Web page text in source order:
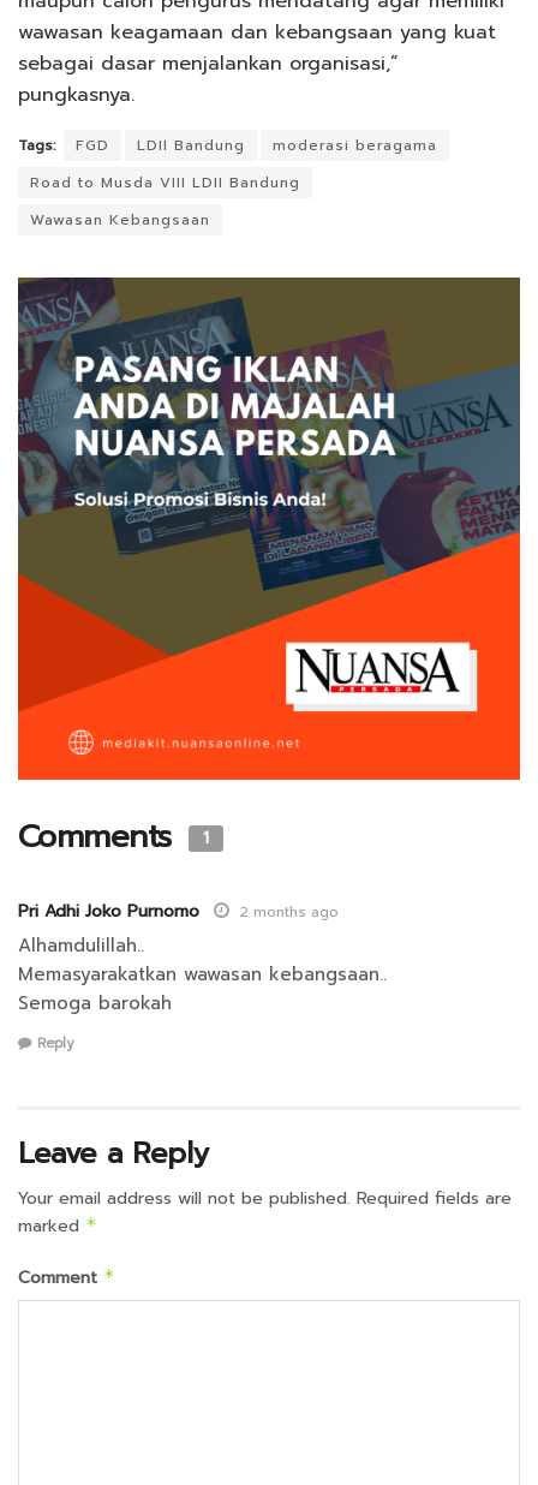
wawasan keagamaan dan kebangsaan yang kuat
sebagai dasar menjalankan organisasi,”
pungkasnya.
Tags: FGD LDII Bandung
moderasi beragama
Road to Musda VIII LDII Bandung
Wawasan Kebangsaan
Comments 1
Pri Adhi Joko Purnomo 2 months ago
Alhamdulillah..
Memasyarakatkan wawasan kebangsaan..
Semoga barokah
Reply
Leave a Reply
Your email address will not be published. Required fields are
marked *
Comment *